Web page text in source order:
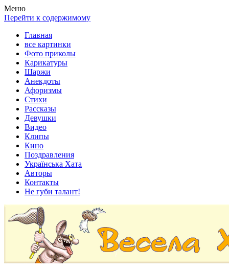
Весела хата — прикольные картинки, смешные истории,
клипы!
Покажем всем ваши фото приколы, карикатуры, шаржи, стихи,
рассказы, видео и песни!
Меню
Перейти к содержимому
Главная
все картинки
Фото приколы
Карикатуры
Шаржи
Анекдоты
Афоризмы
Стихи
Рассказы
Девушки
Видео
Клипы
Кино
Поздравления
Українська Хата
Авторы
Контакты
Не губи талант!